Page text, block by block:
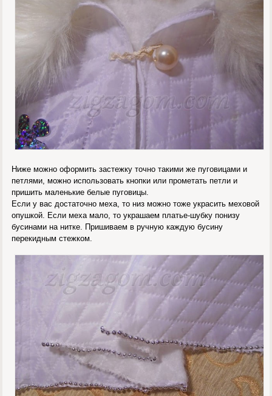
Ниже можно оформить застежку точно такими же пуговицами и
петлями, можно использовать кнопки или прометать петли и
пришить маленькие белые пуговицы.
Если у вас достаточно меха, то низ можно тоже украсить меховой
опушкой. Если меха мало, то украшаем платье-шубку понизу
бусинами на нитке. Пришиваем в ручную каждую бусину
перекидным стежком.